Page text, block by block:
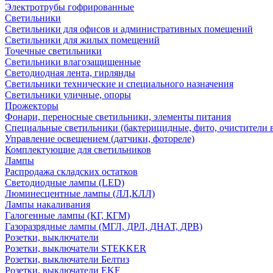
Электротрубы гофрированные
Светильники
Светильники для офисов и административных помещений
Светильники для жилых помещений
Точечные светильники
Светильники влагозащищенные
Светодиодная лента, гирлянды
Светильники технические и специального назначения
Светильники уличные, опоры
Прожекторы
Фонари, переносные светильники, элементы питания
Специальные светильники (бактерицидные, фито, очистители
Управление освещением (датчики, фотореле)
Комплектующие для светильников
Лампы
Распродажа складских остатков
Светодиодные лампы (LED)
Люминесцентные лампы (ЛЛ,КЛЛ)
Лампы накаливания
Галогенные лампы (КГ, КГМ)
Газоразрядные лампы (МГЛ, ДРЛ, ДНАТ, ДРВ)
Розетки, выключатели
Розетки, выключатели STEKKER
Розетки, выключатели Белтиз
Розетки, выключатели EKF